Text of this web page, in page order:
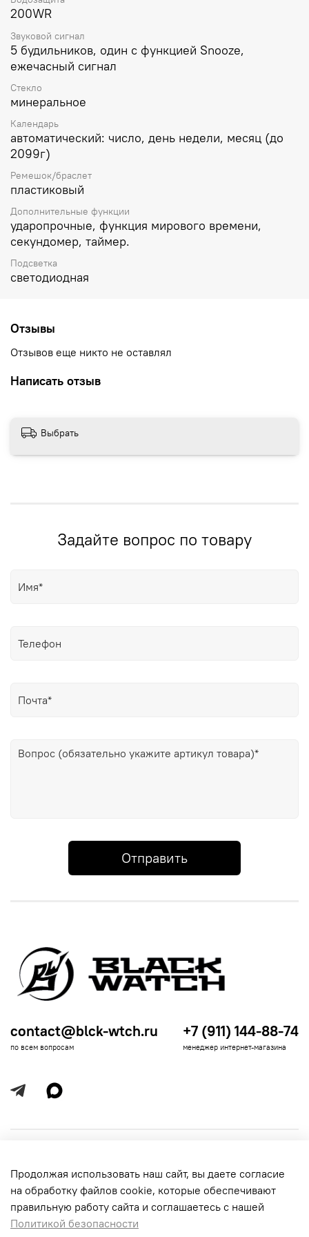
200WR
Звуковой сигнал
5 будильников, один с функцией Snooze,
ежечасный сигнал
Стекло
минеральное
Календарь
автоматический: число, день недели, месяц (до
2099г)
Ремешок/браслет
пластиковый
Дополнительные функции
ударопрочные, функция мирового времени,
секундомер, таймер.
Подсветка
светодиодная
Отзывы
Отзывов еще никто не оставлял
Написать отзыв
Выбрать
Задайте вопрос по товару
Отправить
Информация для покупателей
contact@blck-wtch.ru
по всем вопросам
+7 (911) 144-88-74
менеджер интернет-магазина
Продолжая использовать наш сайт, вы даете согласие
на обработку файлов cookie, которые обеспечивают
правильную работу сайта и соглашаетесь с нашей
Политикой безопасности
обработки